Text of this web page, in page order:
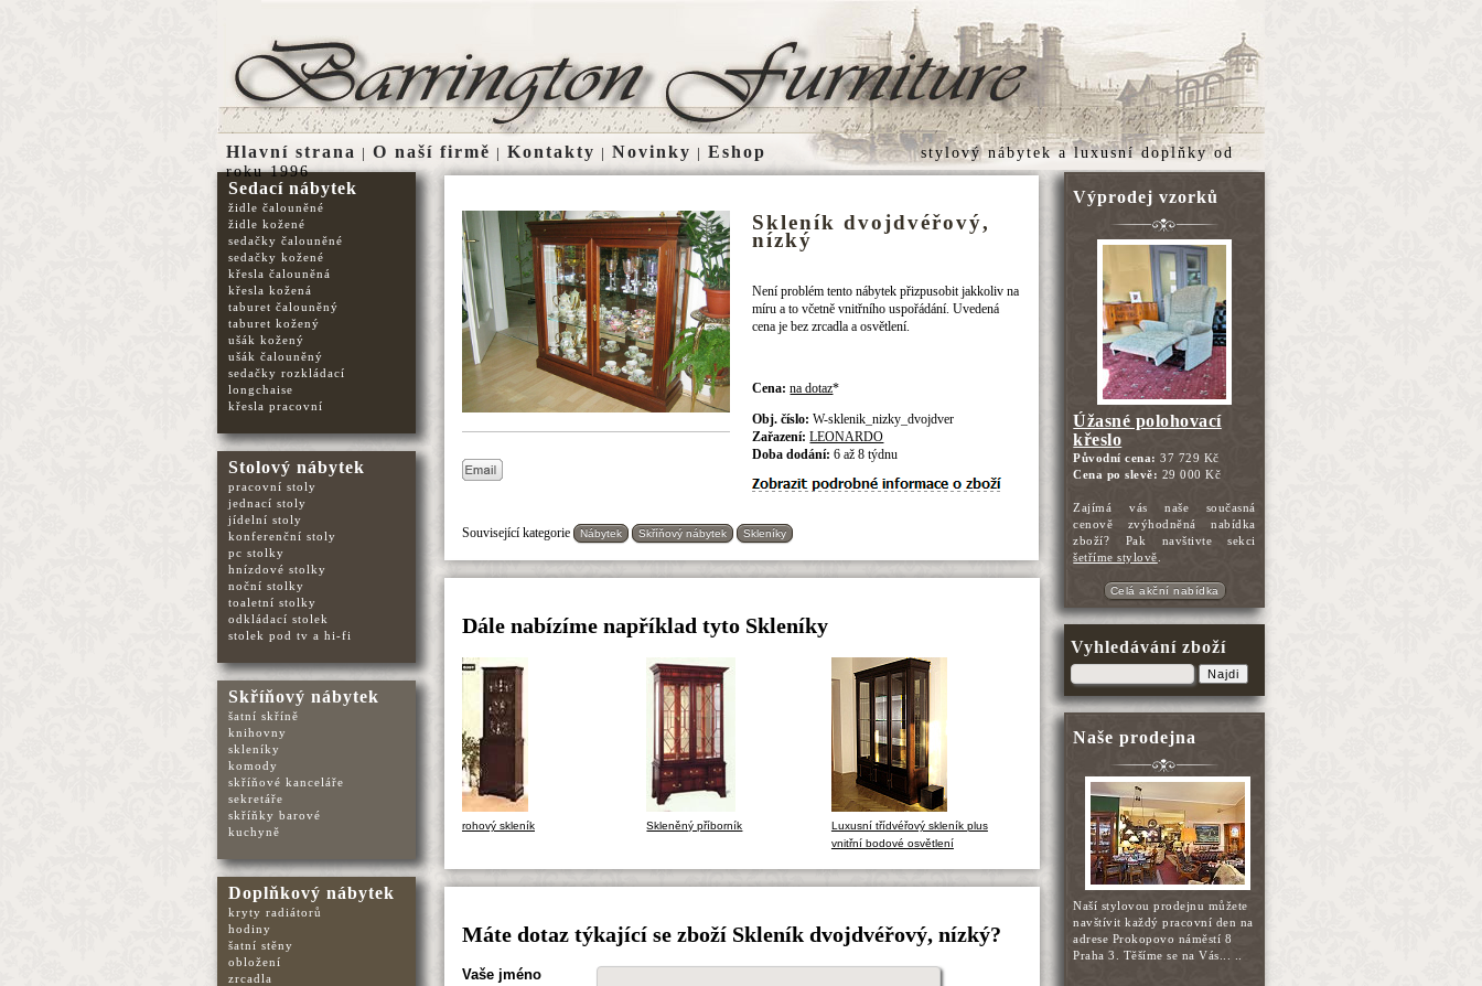
Skleník dvojdvéřový,
nízký
Není problém tento nábytek přizpusobit jakkoliv na
míru a to včetně vnitřního uspořádání. Uvedená
cena je bez zrcadla a osvětlení.
Cena:na dotaz*
Obj. číslo:W-sklenik_nizky_dvojdver
Zařazení:LEONARDO
Doba dodání: 6 až 8 týdnu
Související kategorie Nábytek Skříňový nábytek Skleníky
Dále nabízíme například tyto Skleníky
rohový skleník Skleněný příborník
Luxusní třídvéřový skleník plus
vnitřní bodové osvětlení
Máte dotaz týkající se zboží Skleník dvojdvéřový, nízký?
Vaše jméno
Výprodej vzorků
Úžasné polohovací
křeslo
Původní cena:37 729 Kč
Cena po slevě: 29 000 Kč
Zajímá vás naše současná
cenově zvýhodněná nabídka
zboží? Pak navštivte sekci
šetříme stylově
Celá akční nabídka
Vyhledávání zboží
Najdi
Naše prodejna
Naší stylovou prodejnu můžete
navštívit každý pracovní den na
adrese Prokopovo náměstí 8
Praha 3. Těšíme se na Vás... ..
Sedací nábytek
židle čalouněné
židle kožené
sedačky čalouněné
sedačky kožené
křesla čalouněná
křesla kožená
taburet čalouněný
taburet kožený
ušák kožený
ušák čalouněný
sedačky rozkládací
longchaise
křesla pracovní
Stolový nábytek
pracovní stoly
jednací stoly
jídelní stoly
konferenční stoly
pc stolky
hnízdové stolky
noční stolky
toaletní stolky
odkládací stolek
stolek pod tv a hi-fi
Skříňový nábytek
šatní skříně
knihovny
skleníky
komody
skříňové kanceláře
sekretáře
skříňky barové
kuchyně
Doplňkový nábytek
kryty radiátorů
hodiny
šatní stěny
obložení
zrcadla
Hlavní strana | O naší firmě | Kontakty | Novinky | Eshop stylový nábytekaluxusní doplňkyod
roku 1996